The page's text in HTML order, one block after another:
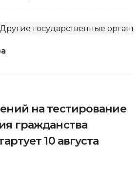
Другие государственные органы
на тестирование
гражданства
10 августа